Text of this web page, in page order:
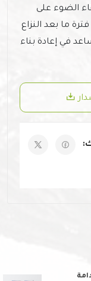
الضوء على
ما بعد النزاع
في إعادة بناء